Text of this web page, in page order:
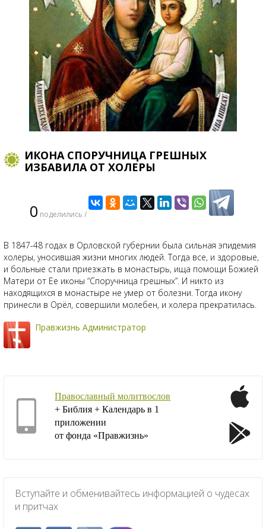
ИКОНА СПОРУЧНИЦА ГРЕШНЫХ
ИЗБАВИЛА ОТ ХОЛЕРЫ
0 поделились /
В 1847-48 годах в Орловской губернии была сильная эпидемия
холеры, уносившая жизни многих людей. Тогда все, и здоровые,
и больные стали приезжать в монастырь, ища помощи Божией
Матери от Ее иконы “Споручница грешных”. И никто из
находящихся в монастыре не умер от болезни. Тогда икону
принесли в Орёл, совершили молебен, и холера прекратилась.
Правжизнь Администратор
Православный молитвослов
+ Библия + Календарь в 1
приложении
от фонда «Правжизнь»
Вступайте и обменивайтесь информацией о чудесах
и притчах